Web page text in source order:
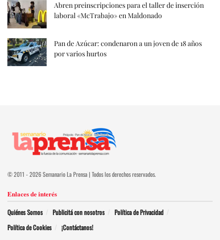
Abren preinscripciones para el taller de inserción
laboral «McTrabajo» en Maldonado
Pan de Azúcar: condenaron a un joven de 18 años
por varios hurtos
© 2011 - 2026 Semanario La Prensa | Todos los derechos reservados.
Enlaces de interés
Quiénes Somos Publicitá con nosotros
Política de Privacidad
Política de Cookies
¡Contáctanos!